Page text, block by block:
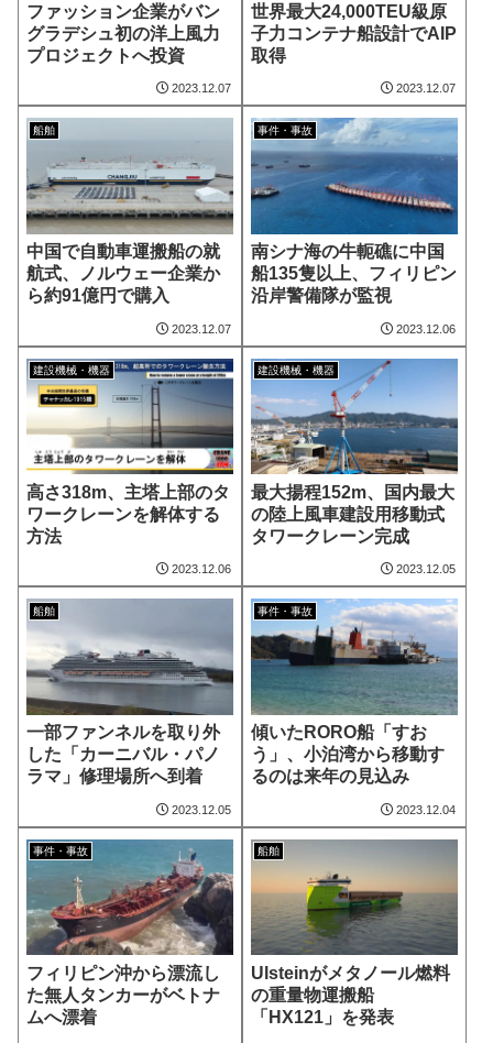
ファッション企業がバン
グラデシュ初の洋上風力
プロジェクトへ投資
2023.12.07
世界最大24,000TEU級原
子力コンテナ船設計でAIP
取得
2023.12.07
船舶
中国で自動車運搬船の就
航式、ノルウェー企業か
ら約91億円で購入
2023.12.07
事件・事故
南シナ海の牛軛礁に中国
船135隻以上、フィリピン
沿岸警備隊が監視
2023.12.06
建設機械・機器
高さ318m、主塔上部のタ
ワークレーンを解体する
方法
2023.12.06
建設機械・機器
最大揚程152m、国内最大
の陸上風車建設用移動式
タワークレーン完成
2023.12.05
船舶
一部ファンネルを取り外
した「カーニバル・パノ
ラマ」修理場所へ到着
2023.12.05
事件・事故
傾いたRORO船「すお
う」、小泊湾から移動す
るのは来年の見込み
2023.12.04
事件・事故
フィリピン沖から漂流し
た無人タンカーがベトナ
ムへ漂着
船舶
Ulsteinがメタノール燃料
の重量物運搬船
「HX121」を発表